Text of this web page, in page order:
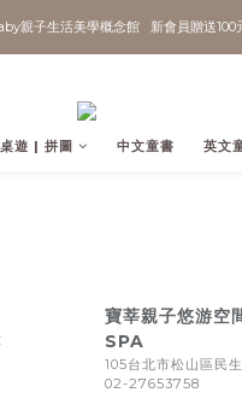
親子生活美學概念館   新會員贈送100
桌遊 | 拼圖 中文童書 英文
寶莘親子悠游
SPA
105台北市松山區民
02-27653758